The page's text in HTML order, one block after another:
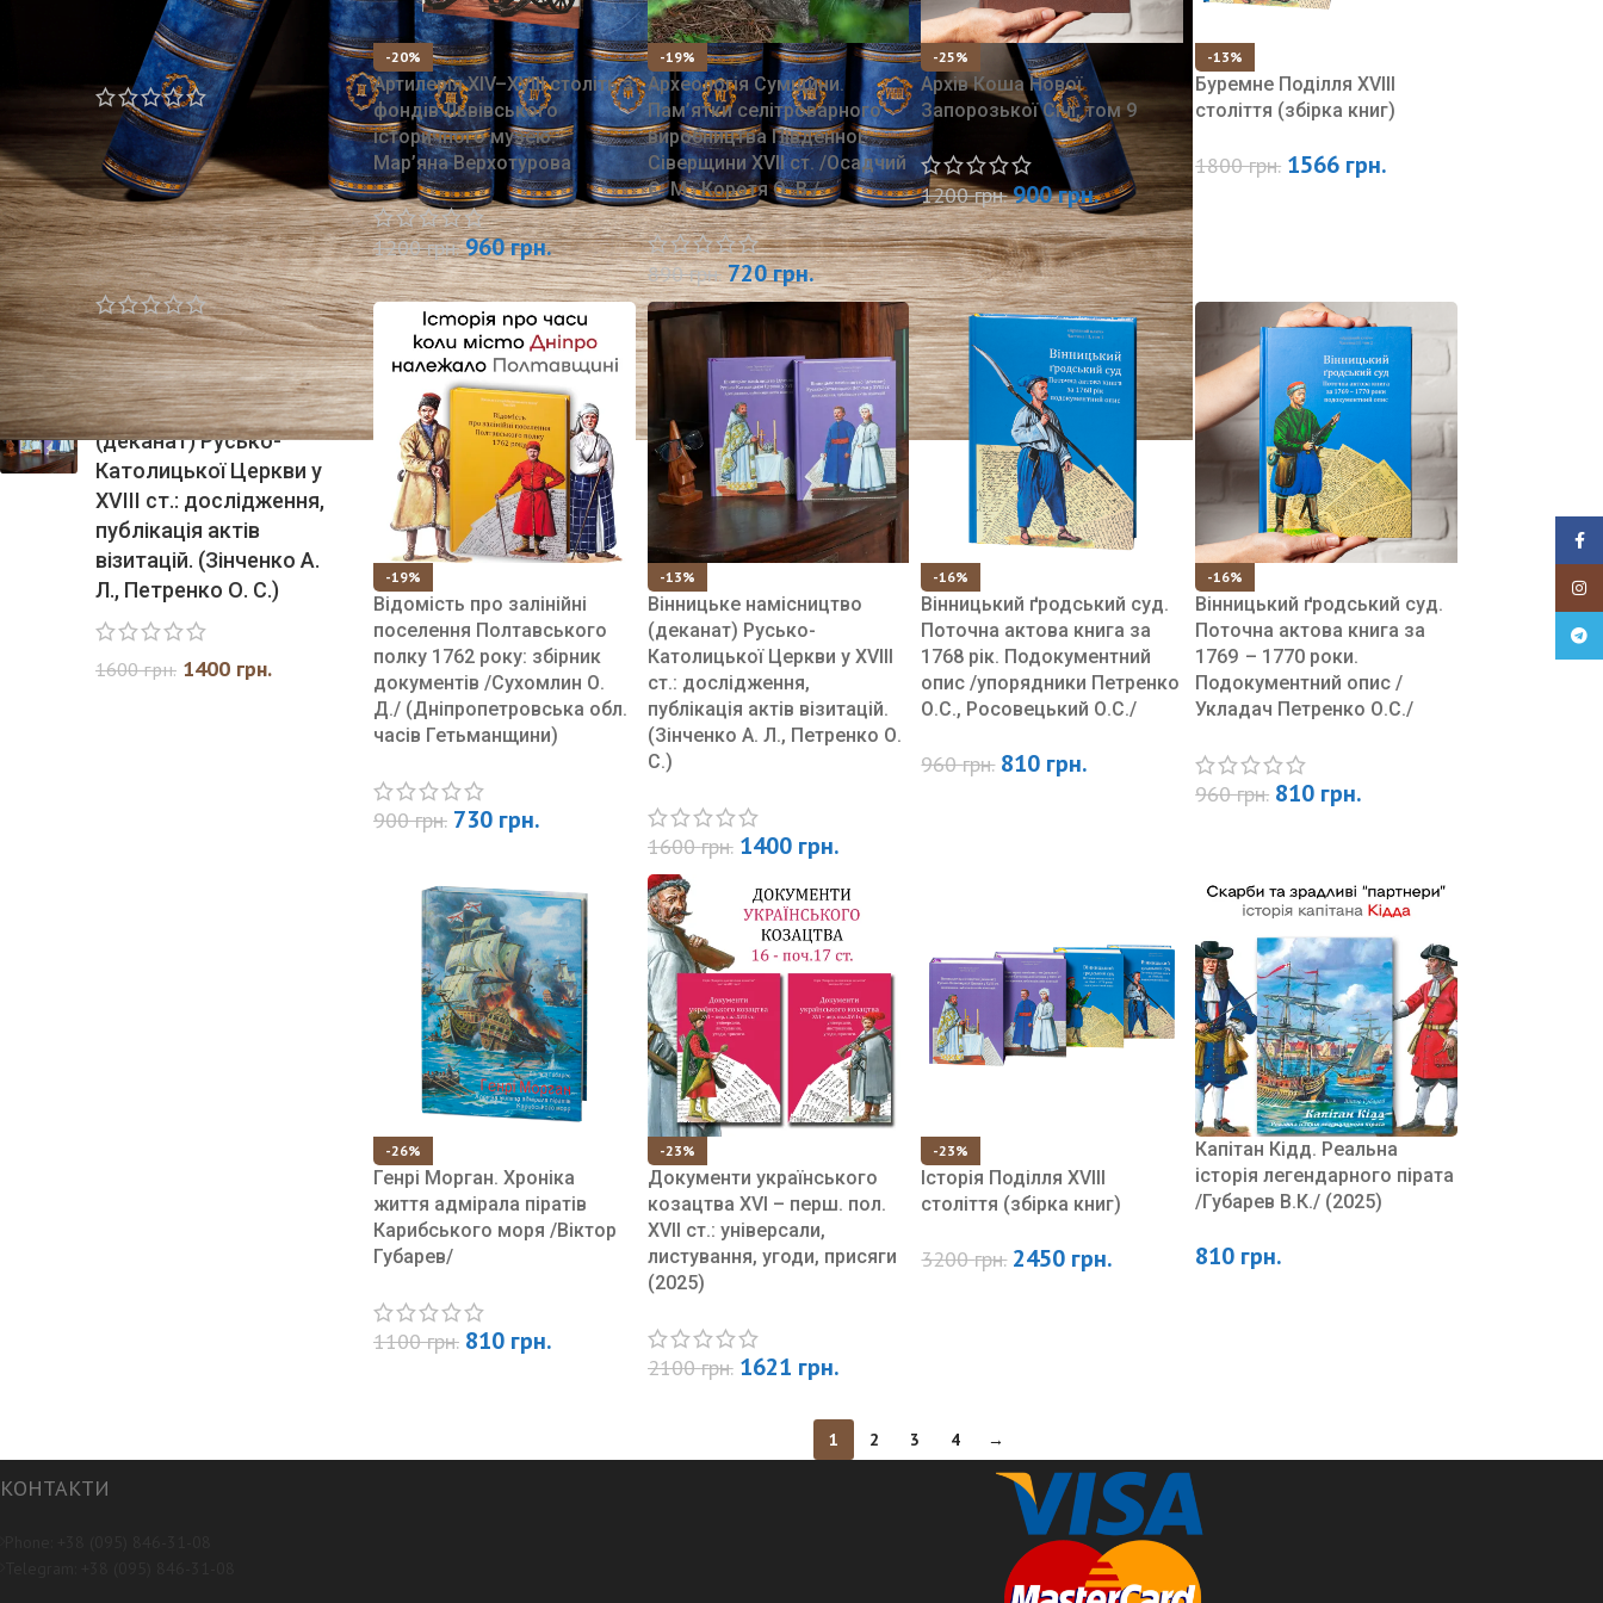
Чорний лебідь /
Рафаель Сабатіні/
720 грн. 550грн.
Україна — наш рідний
край /Степан
Рудницький/ (2025)
800грн. 615грн.
Вінницьке намісництво
(деканат) Русько-
Католицької Церкви у
XVIII ст.: дослідження,
публікація актів
візитацій. (Зінченко А.
Л., Петренко О. С.)
1600грн. 1400 грн.
-20%
Артилерія XIV–XVIII століть з
фондів Львівського
історичного музею.
Мар’яна Верхотурова
1200грн. 960грн.
-19%
Археологія Сумщини.
Пам’ятки селітроварного
виробництва Південної
Сіверщини XVII ст. /Осадчий
Є. М., Коротя О. В./
890грн. 720грн.
-25%
Архів Коша Нової
Запорозької Січі, том 9
1200грн. 900грн.
-13%
Буремне Поділля XVIII
століття (збірка книг)
1800грн. 1566 грн.
-19%
Відомість про залінійні
поселення Полтавського
полку 1762 року: збірник
документів /Сухомлин О.
Д./ (Дніпропетровська обл.
часів Гетьманщини)
900грн. 730 грн.
-13%
Вінницьке намісництво
(деканат) Русько-
Католицької Церкви у XVIII
ст.: дослідження,
публікація актів візитацій.
(Зінченко А. Л., Петренко О.
С.)
1600грн. 1400 грн.
-16%
Вінницький ґродський суд.
Поточна актова книга за
1768 рік. Подокументний
опис /упорядники Петренко
О.С., Росовецький О.С./
960грн. 810 грн.
-16%
Вінницький ґродський суд.
Поточна актова книга за
1769 – 1770 роки.
Подокументний опис /
Укладач Петренко О.С./
960грн. 810 грн.
-26%
Генрі Морган. Хроніка
життя адмірала піратів
Карибського моря /Віктор
Губарев/
1100грн. 810 грн.
-23%
Документи українського
козацтва XVI – перш. пол.
XVII ст.: універсали,
листування, угоди, присяги
(2025)
2100грн. 1621 грн.
-23%
Історія Поділля XVIII
століття (збірка книг)
3200грн. 2450 грн.
Капітан Кідд. Реальна
історія легендарного пірата
/Губарев В.К./ (2025)
810 грн.
1 2 3 4 →
КОНТАКТИ